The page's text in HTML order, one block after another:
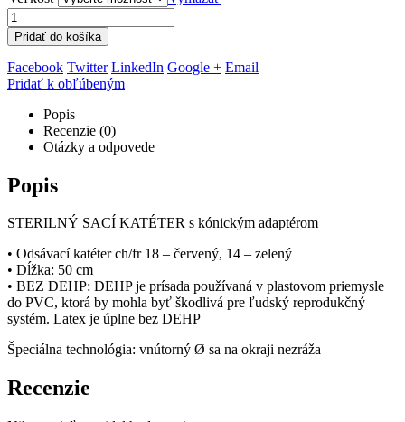
Pridať do košíka
Facebook Twitter LinkedIn Google + Email
Pridať k obľúbeným
Popis
Recenzie (0)
Otázky a odpovede
Popis
STERILNÝ SACÍ KATÉTER s kónickým adaptérom
• Odsávací katéter ch/fr 18 – červený, 14 – zelený
• Dĺžka: 50 cm
• BEZ DEHP: DEHP je prísada používaná v plastovom priemysle
do PVC, ktorá by mohla byť škodlivá pre ľudský reprodukčný
systém. Latex je úplne bez DEHP
Špeciálna technológia: vnútorný Ø sa na okraji nezráža
Recenzie